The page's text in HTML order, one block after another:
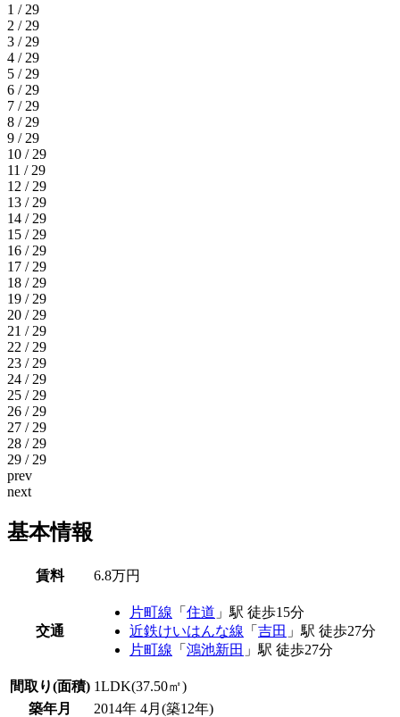
1 / 29
2 / 29
3 / 29
4 / 29
5 / 29
6 / 29
7 / 29
8 / 29
9 / 29
10 / 29
11 / 29
12 / 29
13 / 29
14 / 29
15 / 29
16 / 29
17 / 29
18 / 29
19 / 29
20 / 29
21 / 29
22 / 29
23 / 29
24 / 29
25 / 29
26 / 29
27 / 29
28 / 29
29 / 29
prev
next
基本情報
賃料 6.8万円
交通
片町線 「 住道 」駅 徒歩15分
近鉄けいはんな線 「 吉田 」駅 徒歩27分
片町線 「 鴻池新田 」駅 徒歩27分
間取り(面積) 1LDK(37.50㎡)
築年月
2014年 4月(築12年)